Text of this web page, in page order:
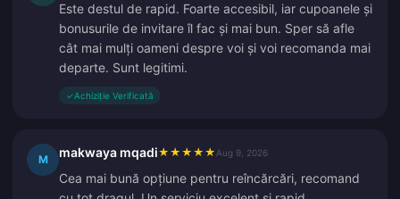
Este destul de rapid. Foarte accesibil, iar cupoanele și
bonusurile de invitare îl fac și mai bun. Sper să afle
cât mai mulți oameni despre voi și voi recomanda mai
departe. Sunt legitimi.
✓Achiziție Verificată
M makwaya mqadi★ ★ ★ ★ ★ Aug 9, 2026
Cea mai bună opțiune pentru reîncărcări, recomand